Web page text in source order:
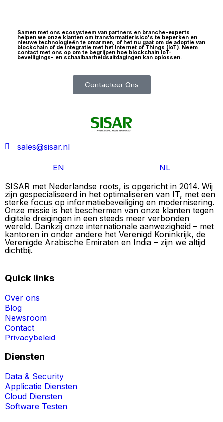
Samen met ons ecosysteem van partners en branche-experts
helpen we onze klanten om transformatierisico's te beperken en
nieuwe technologieën te omarmen, of het nu gaat om de adoptie van
blockchain of de integratie met het Internet of Things (IoT). Neem
contact met ons op om te begrijpen hoe blockchain IoT-
beveiligings- en schaalbaarheidsuitdagingen kan oplossen.
Contacteer Ons
sales@sisar.nl
EN
NL
SISAR met Nederlandse roots, is opgericht in 2014. Wij
zijn gespecialiseerd in het optimaliseren van IT, met een
sterke focus op informatiebeveiliging en modernisering.
Onze missie is het beschermen van onze klanten tegen
digitale dreigingen in een steeds meer verbonden
wereld. Dankzij onze internationale aanwezigheid – met
kantoren in onder andere het Verenigd Koninkrijk, de
Verenigde Arabische Emiraten en India – zijn we altijd
dichtbij.
Quick links
Over ons
Blog
Newsroom
Contact
Privacybeleid
Diensten
Data & Security
Applicatie Diensten
Cloud Diensten
Software Testen